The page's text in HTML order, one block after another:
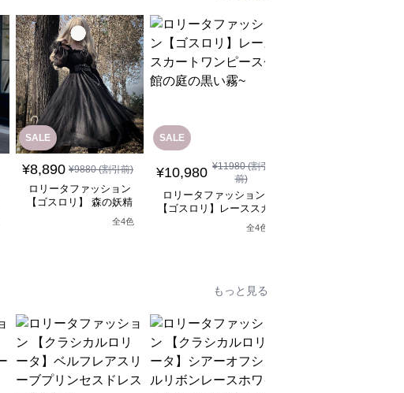
SALE
¥8,890 ¥9880(割引前)
ロリータファッション
【ゴスロリ】 森の妖精
風ゴシックロリータワン
全4色
SALE
¥10,980 ¥11980(割引
前)
ロリータファッション
【ゴスロリ】レーススカ
ートワンピース~館の庭
全4色
もっと見る